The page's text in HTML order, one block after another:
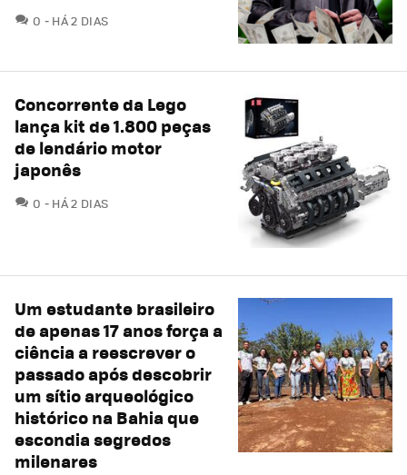
0 COMENTÁRIOS
HÁ 2 DIAS
Concorrente da Lego
lança kit de 1.800 peças
de lendário motor
japonês
0 COMENTÁRIOS
HÁ 2 DIAS
Um estudante brasileiro
de apenas 17 anos força a
ciência a reescrever o
passado após descobrir
um sítio arqueológico
histórico na Bahia que
escondia segredos
milenares